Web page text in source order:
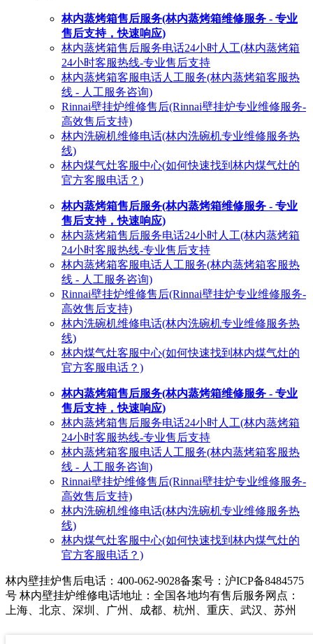
林内蒸烤箱售后服务(林内蒸烤箱维修服务 - 专业
售后支持，快速响应)
林内蒸烤箱售后服务电话24小时人工(林内蒸烤箱
24小时客服热线-专业售后支持
林内蒸烤箱客服电话人工服务(林内蒸烤箱客服热
线 - 人工服务咨询)
Rinnai壁挂炉维修售后(Rinnai壁挂炉专业维修服务-
高效售后支持)
林内洗碗机维修电话(林内洗碗机专业维修服务热
线)
林内煤气灶客服中心(如何快速找到林内煤气灶的
官方客服电话？)
林内蒸烤箱售后服务(林内蒸烤箱维修服务 - 专业
售后支持，快速响应)
林内蒸烤箱售后服务电话24小时人工(林内蒸烤箱
24小时客服热线-专业售后支持
林内蒸烤箱客服电话人工服务(林内蒸烤箱客服热
线 - 人工服务咨询)
Rinnai壁挂炉维修售后(Rinnai壁挂炉专业维修服务-
高效售后支持)
林内洗碗机维修电话(林内洗碗机专业维修服务热
线)
林内煤气灶客服中心(如何快速找到林内煤气灶的
官方客服电话？)
林内蒸烤箱售后服务(林内蒸烤箱维修服务 - 专业
售后支持，快速响应)
林内蒸烤箱售后服务电话24小时人工(林内蒸烤箱
24小时客服热线-专业售后支持
林内蒸烤箱客服电话人工服务(林内蒸烤箱客服热
线 - 人工服务咨询)
Rinnai壁挂炉维修售后(Rinnai壁挂炉专业维修服务-
高效售后支持)
林内洗碗机维修电话(林内洗碗机专业维修服务热
线)
林内煤气灶客服中心(如何快速找到林内煤气灶的
官方客服电话？)
林内壁挂炉售后电话：400-062-9028备案号：沪ICP备8484575
号 林内壁挂炉维修电话地址：全国各地均有售后服务网点：
上海、北京、深圳、广州、成都、杭州、重庆、武汉、苏州